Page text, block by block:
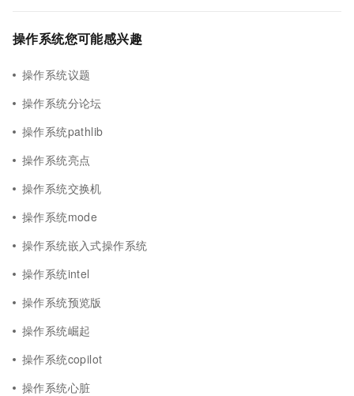
操作系统您可能感兴趣
操作系统议题
操作系统分论坛
操作系统pathlib
操作系统亮点
操作系统交换机
操作系统mode
操作系统嵌入式操作系统
操作系统intel
操作系统预览版
操作系统崛起
操作系统copilot
操作系统心脏